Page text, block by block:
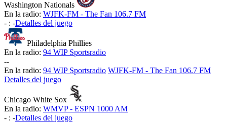
Washington Nationals
En la radio: WJFK-FM - The Fan 106.7 FM
- : -Detalles del juego
Philadelphia Phillies
En la radio: 94 WIP Sportsradio
--
En la radio: 94 WIP Sportsradio WJFK-FM - The Fan 106.7 FM
Detalles del juego
Chicago White Sox
En la radio: WMVP - ESPN 1000 AM
- : -Detalles del juego